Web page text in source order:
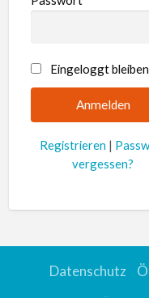
A
l
Eingeloggt bleiben
Registrieren |
vergessen?
Datenschutz